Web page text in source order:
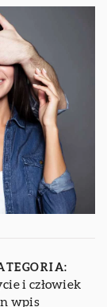
i człowiek
wpis